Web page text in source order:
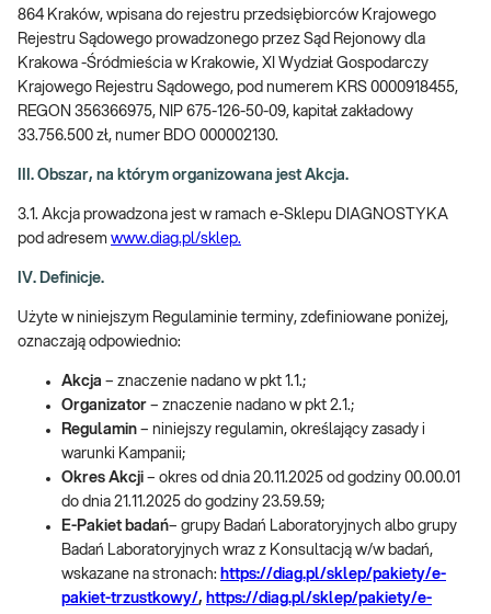
864 Kraków, wpisana do rejestru przedsiębiorców Krajowego
Rejestru Sądowego prowadzonego przez Sąd Rejonowy dla
Krakowa -Śródmieścia w Krakowie, XI Wydział Gospodarczy
Krajowego Rejestru Sądowego, pod numerem KRS 0000918455,
REGON 356366975, NIP 675-126-50-09, kapitał zakładowy
33.756.500 zł, numer BDO 000002130.
III. Obszar, na którym organizowana jest Akcja.
3.1. Akcja prowadzona jest w ramach e-Sklepu DIAGNOSTYKA
pod adresem www.diag.pl/sklep.
IV. Definicje.
Użyte w niniejszym Regulaminie terminy, zdefiniowane poniżej,
oznaczają odpowiednio:
Akcja – znaczenie nadano w pkt 1.1.;
Organizator – znaczenie nadano w pkt 2.1.;
Regulamin – niniejszy regulamin, określający zasady i
warunki Kampanii;
Okres Akcji – okres od dnia 20.11.2025 od godziny 00.00.01
do dnia 21.11.2025 do godziny 23.59.59;
E-Pakiet badań– grupy Badań Laboratoryjnych albo grupy
Badań Laboratoryjnych wraz z Konsultacją w/w badań,
wskazane na stronach: https://diag.pl/sklep/pakiety/e-
pakiet-trzustkowy/, https://diag.pl/sklep/pakiety/e-